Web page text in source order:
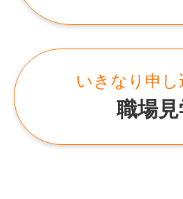
・将来的に作業指⽰や
【数年先まで続く、⻑
今回の業務は、数年
短期的な⼈員募集で
構造や組⽴⼯程を理解
いきなり申
職場